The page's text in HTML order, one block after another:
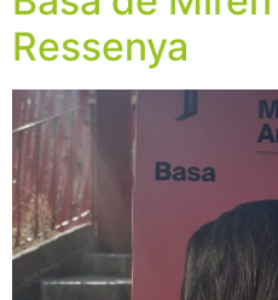
Ressenya